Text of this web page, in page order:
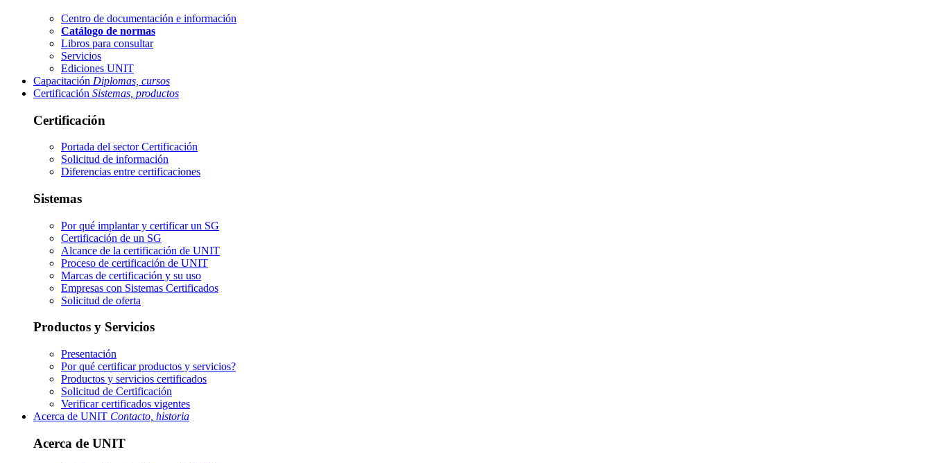
Centro de documentación e información
Catálogo de normas
Libros para consultar
Servicios
Ediciones UNIT
Capacitación Diplomas, cursos
Certificación Sistemas, productos
Certificación
Portada del sectorCertificación
Solicitud de información
Diferencias entre certificaciones
Sistemas
Por qué implantar y certificar un SG
Certificación de un SG
Alcance de la certificación de UNIT
Proceso de certificación de UNIT
Marcas de certificación y su uso
Empresas con Sistemas Certificados
Solicitud de oferta
Productos y Servicios
Presentación
Por qué certificar productos y servicios?
Productos y servicios certificados
Solicitud de Certificación
Verificar certificados vigentes
Acerca de UNIT Contacto, historia
Acerca de UNIT